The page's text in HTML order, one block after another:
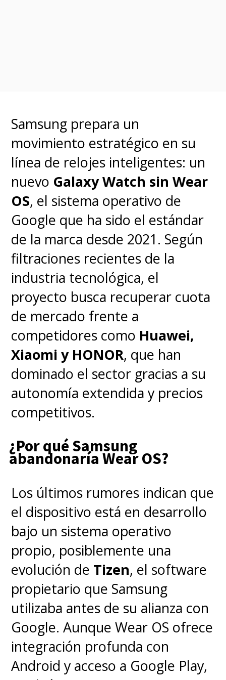
Samsung prepara un
movimiento estratégico en su
línea de relojes inteligentes: un
nuevo Galaxy Watch sin Wear
OS, el sistema operativo de
Google que ha sido el estándar
de la marca desde 2021. Según
filtraciones recientes de la
industria tecnológica, el
proyecto busca recuperar cuota
de mercado frente a
competidores como Huawei,
Xiaomi y HONOR, que han
dominado el sector gracias a su
autonomía extendida y precios
competitivos.
¿Por qué Samsung
abandonaría Wear OS?
Los últimos rumores indican que
el dispositivo está en desarrollo
bajo un sistema operativo
propio, posiblemente una
evolución de Tizen, el software
propietario que Samsung
utilizaba antes de su alianza con
Google. Aunque Wear OS ofrece
integración profunda con
Android y acceso a Google Play,